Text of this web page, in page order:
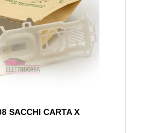
SACCHI CARTA X